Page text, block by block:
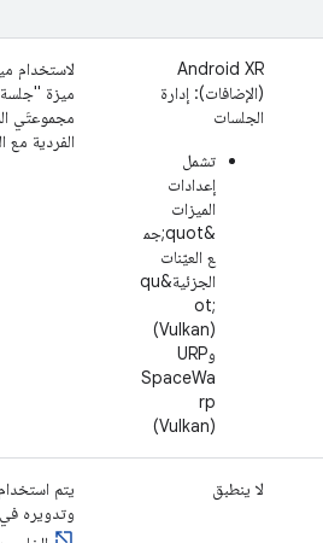
‫Android XR
(الإضافات): إدارة
الجلسات
تشمل
إعدادات
الميزات
&quot;جم
ع العيّنات
الجزئية&qu
ot;
(Vulkan)
وURP
SpaceWa
rp
(Vulkan)
لاستخدام
ميزة "جلسة
مجموعتَي
الفردية مع
لا ينطبق
يتم
وتدويره في